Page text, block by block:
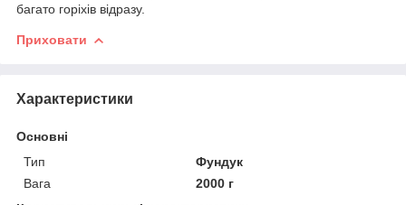
багато горіхів відразу.
Приховати
Характеристики
Основні
Тип
Фундук
Вага
2000 г